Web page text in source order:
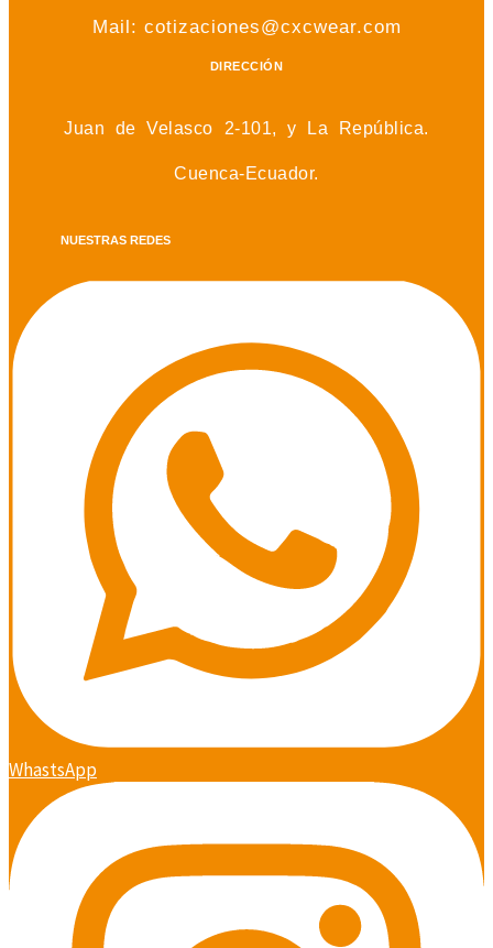
Mail: cotizaciones@cxcwear.com
DIRECCIÓN
Juan de Velasco 2-101, y La República.
Cuenca-Ecuador.
NUESTRAS REDES
WhastsApp